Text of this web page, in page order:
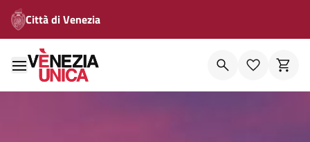
Città di Venezia